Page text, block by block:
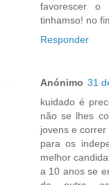
favorescer o
tinhamso! no
Responder
Anónimo 31
kuidado é
não se lhes
jovens e
para os
melhor
a 10 anos se